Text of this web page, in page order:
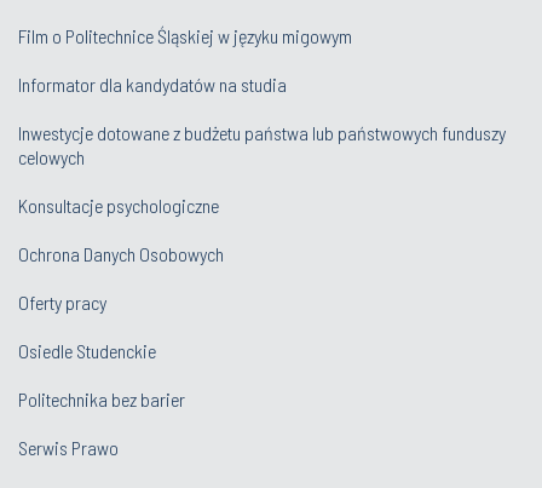
Film o Politechnice Śląskiej w języku migowym
Informator dla kandydatów na studia
Inwestycje dotowane z budżetu państwa lub państwowych funduszy
celowych
Konsultacje psychologiczne
Ochrona Danych Osobowych
Oferty pracy
Osiedle Studenckie
Politechnika bez barier
Serwis Prawo